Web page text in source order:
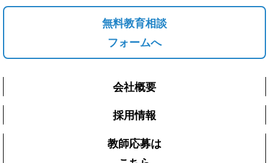
無料教育相談
フォームへ
会社概要
採用情報
教師応募は